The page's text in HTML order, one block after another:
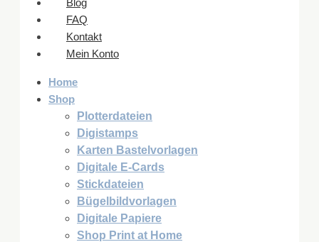
Blog
FAQ
Kontakt
Mein Konto
Home
Shop
Plotterdateien
Digistamps
Karten Bastelvorlagen
Digitale E-Cards
Stickdateien
Bügelbildvorlagen
Digitale Papiere
Shop Print at Home